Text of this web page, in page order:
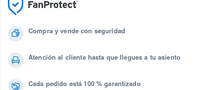
Compra y vende con seguridad
Atención al cliente hasta que llegues a tu asiento
Cada pedido está 100 % garantizado